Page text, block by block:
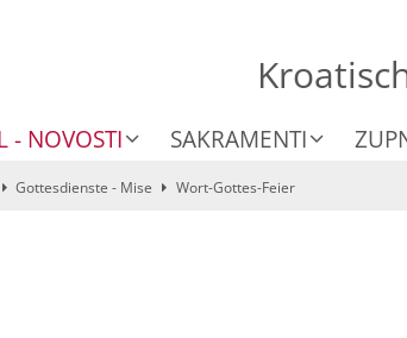
- NOVOSTI SAKRAMENTI
Gottesdienste - Mise Wort-Gottes-Feier